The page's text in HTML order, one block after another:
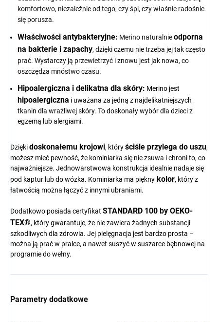
komfortowo, niezależnie od tego, czy śpi, czy właśnie radośnie
się porusza.
Właściwości antybakteryjne: Merino naturalnieodporna
na bakterie i zapachy, dzięki czemu nie trzeba jej tak często
prać. Wystarczy ją przewietrzyć i znowu jest jak nowa, co
oszczędza mnóstwo czasu.
Hipoalergiczna i delikatna dla skóry: Merino jest
hipoalergiczna i uważana za jedną z najdelikatniejszych
tkanin dla wrażliwej skóry. To doskonały wybór dla dzieci z
egzemą lub alergiami.
Dziękidoskonałemu krojowi, któryściśle przylega do uszu,
możesz mieć pewność, że kominiarka się nie zsuwa i chroni to, co
najważniejsze. Jednowarstwowa konstrukcja idealnie nadaje się
pod kaptur lub do wózka. Kominiarka ma piękny kolor, który z
łatwością można łączyć z innymi ubraniami.
Dodatkowo posiada certyfikat STANDARD 100 by OEKO-
TEX®, który gwarantuje, że nie zawiera żadnych substancji
szkodliwych dla zdrowia. Jej pielęgnacja jest bardzo prosta –
można ją prać w pralce, a nawet suszyć w suszarce bębnowej na
programie do wełny.
Parametry dodatkowe